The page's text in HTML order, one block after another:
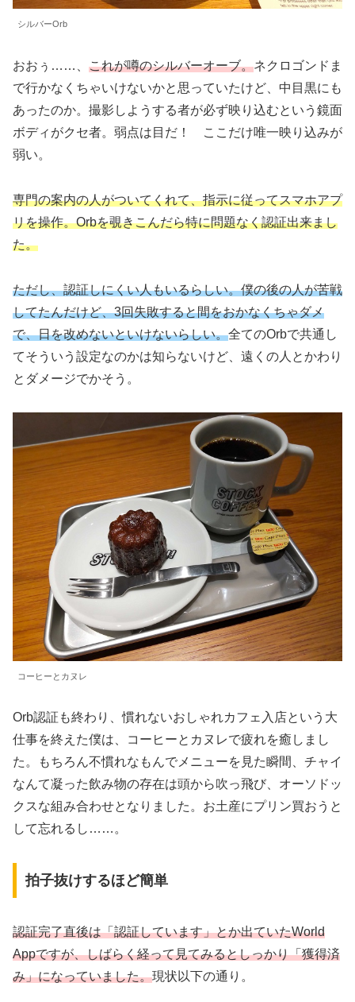
シルバーOrb
おおぅ……、 これが噂のシルバーオーブ。ネクロゴンドま
で行かなくちゃいけないかと思っていたけど、中目黒にも
あったのか。撮影しようする者が必ず映り込むという鏡面
ボディがクセ者。弱点は目だ！ ここだけ唯一映り込みが
弱い。
専門の案内の人がついてくれて、指示に従ってスマホアプ
リを操作。Orbを覗きこんだら特に問題なく認証出来まし
た。
ただし、認証しにくい人もいるらしい。僕の後の人が苦戦
してたんだけど、3回失敗すると間をおかなくちゃダメ
で、日を改めないといけないらしい。全てのOrbで共通し
てそういう設定なのかは知らないけど、遠くの人とかわり
とダメージでかそう。
コーヒーとカヌレ
Orb認証も終わり、慣れないおしゃれカフェ入店という大
仕事を終えた僕は、コーヒーとカヌレで疲れを癒しまし
た。もちろん不慣れなもんでメニューを見た瞬間、チャイ
なんて凝った飲み物の存在は頭から吹っ飛び、オーソドッ
クスな組み合わせとなりました。お土産にプリン買おうと
して忘れるし……。
拍子抜けするほど簡単
認証完了直後は「認証しています」とか出ていたWorld
Appですが、しばらく経って見てみるとしっかり「獲得済
み」になっていました。現状以下の通り。